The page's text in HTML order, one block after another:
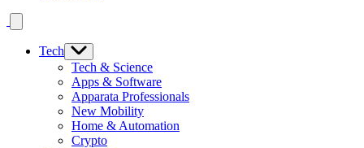
Tech
Tech & Science
Apps & Software
Apparata Professionals
New Mobility
Home & Automation
Crypto